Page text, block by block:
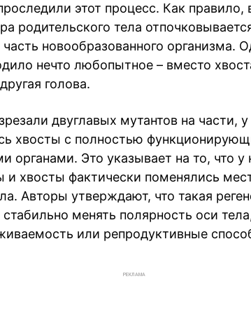
этот процесс. Как правило,
родительского тела
часть новообразованного организма.
нечто любопытное – вместо
голова.
двуглавых мутантов на части,
хвосты с полностью
органами. Это указывает на то, что у
и хвосты фактически поменялись
Авторы утверждают, что такая
менять полярность оси
или репродуктивные
РЕКЛАМА